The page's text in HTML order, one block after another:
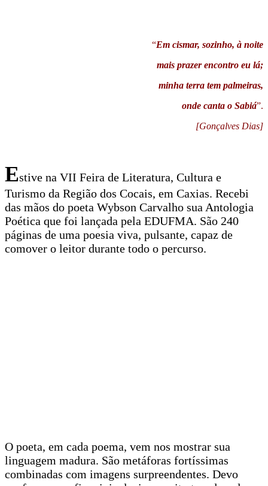
“Em cismar, sozinho, à noite
mais prazer encontro eu lá;
minha terra tem palmeiras,
onde canta o Sabiá”.
[Gonçalves Dias]
Estive na VII Feira de Literatura, Cultura e
Turismo da Região dos Cocais, em Caxias. Recebi
das mãos do poeta Wybson Carvalho sua Antologia
Poética que foi lançada pela EDUFMA. São 240
páginas de uma poesia viva, pulsante, capaz de
comover o leitor durante todo o percurso.
O poeta, em cada poema, vem nos mostrar sua
linguagem madura. São metáforas fortíssimas
combinadas com imagens surpreendentes. Devo